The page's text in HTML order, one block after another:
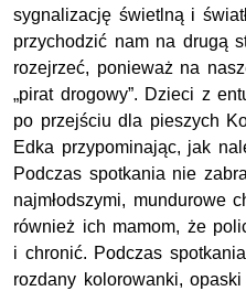
sygnalizację świetlną i
przychodzić nam na drugą
rozejrzeć, ponieważ na
„pirat drogowy”. Dzieci z
po przejściu dla pieszych
Edka przypominając, jak
Podczas spotkania nie
najmłodszymi, mundurowe
również ich mamom, że
i chronić. Podczas
rozdany kolorowanki,